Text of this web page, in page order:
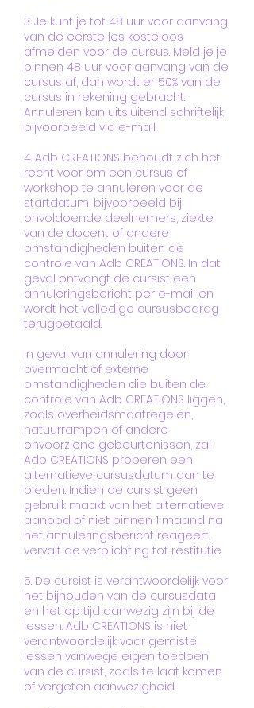
3. Je kunt je tot 48 uur voor aanvang
van de eerste les kosteloos
afmelden voor de cursus. Meld je je
binnen 48 uur voor aanvang van de
cursus af, dan wordt er 50% van de
cursus in rekening gebracht.
Annuleren kan uitsluitend schriftelijk,
bijvoorbeeld via e-mail.
4. Adb CREATIONS behoudt zich het
recht voor om een cursus of
workshop te annuleren voor de
startdatum, bijvoorbeeld bij
onvoldoende deelnemers, ziekte
van de docent of andere
omstandigheden buiten de
controle van Adb CREATIONS. In dat
geval ontvangt de cursist een
annuleringsbericht per e-mail en
wordt het volledige cursusbedrag
terugbetaald.
In geval van annulering door
overmacht of externe
omstandigheden die buiten de
controle van Adb CREATIONS liggen,
zoals overheidsmaatregelen,
natuurrampen of andere
onvoorziene gebeurtenissen, zal
Adb CREATIONS proberen een
alternatieve cursusdatum aan te
bieden. Indien de cursist geen
gebruik maakt van het alternatieve
aanbod of niet binnen 1 maand na
het annuleringsbericht reageert,
vervalt de verplichting tot restitutie.
5. De cursist is verantwoordelijk voor
het bijhouden van de cursusdata
en het op tijd aanwezig zijn bij de
lessen. Adb CREATIONS is niet
verantwoordelijk voor gemiste
lessen vanwege eigen toedoen
van de cursist, zoals te laat komen
of vergeten aanwezigheid.